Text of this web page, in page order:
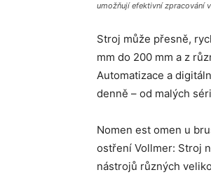
umožňují efektivní zpracování
Stroj může přesně,
mm do 200 mm a z
Automatizace a
denně – od malých
Nomen est omen u
ostření Vollmer: Stroj
nástrojů různých